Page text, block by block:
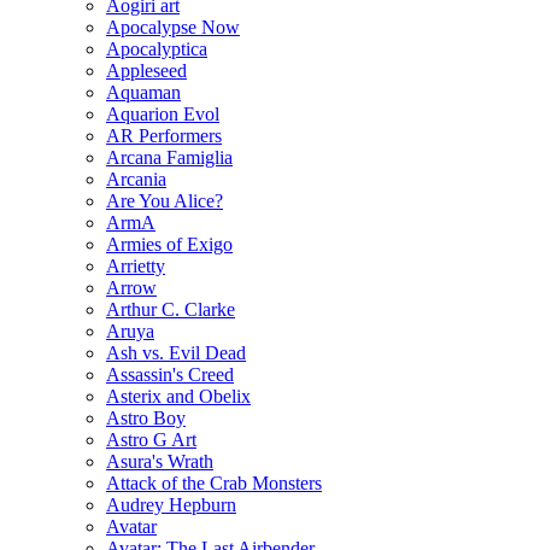
Aogiri art
Apocalypse Now
Apocalyptica
Appleseed
Aquaman
Aquarion Evol
AR Performers
Arcana Famiglia
Arcania
Are You Alice?
ArmA
Armies of Exigo
Arrietty
Arrow
Arthur C. Clarke
Aruya
Ash vs. Evil Dead
Assassin's Creed
Asterix and Obelix
Astro Boy
Astro G Art
Asura's Wrath
Attack of the Crab Monsters
Audrey Hepburn
Avatar